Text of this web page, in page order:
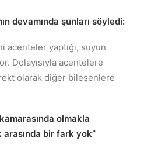
devamında şunları söyledi:
acenteler yaptığı, suyun
Dolayısıyla acentelere
olarak diğer bileşenlere
olmakla
bir fark yok”